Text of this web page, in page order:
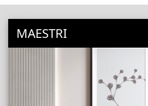
MAESTRI